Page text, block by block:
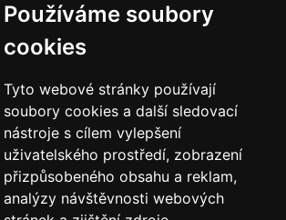
Používáme soubory
cookies
Tyto webové stránky používají
soubory cookies a další sledovací
nástroje s cílem vylepšení
uživatelského prostředí, zobrazení
přizpůsobeného obsahu a reklam,
analýzy návštěvnosti webových